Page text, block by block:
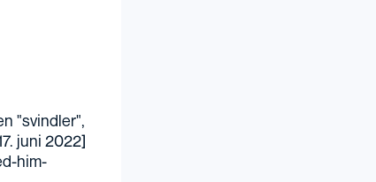
"svindler",
juni 2022]
him-